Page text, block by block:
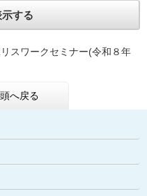
する
スワークセミナー(令和８年
へ戻る